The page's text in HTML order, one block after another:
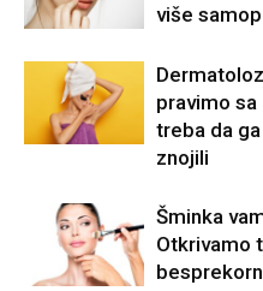
više
pravimo
treba da
znojili
Šminka
Otkrivamo